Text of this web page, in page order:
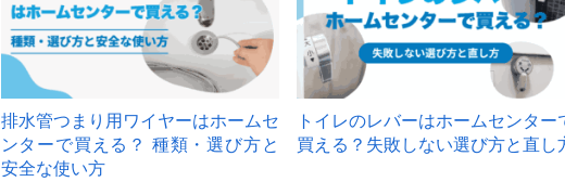
排水管つまり用ワイヤーはホームセ
ンターで買える？ 種類・選び方と
安全な使い方
トイレのレバーはホームセンター
買える？失敗しない選び方と直し